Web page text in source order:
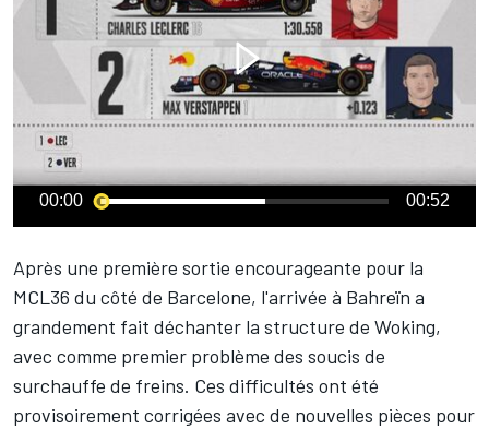
00:00 00:52
Après une première sortie encourageante pour la
MCL36 du côté de Barcelone, l'arrivée à Bahreïn a
grandement fait déchanter la structure de Woking,
avec comme premier problème des soucis de
surchauffe de freins. Ces difficultés ont été
provisoirement corrigées avec de nouvelles pièces pour